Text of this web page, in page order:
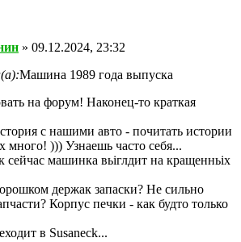
» 09.12.2024, 23:32
Машина 1989 года выпуска
на форум! Наконец-то краткая
с нашими авто - почитать истории
много! ))) Узнаешь часто себя...
сейчас машинка вьіглдит на кращенньіх
держак запаски? Не сильно
Корпус печки - как будто только
в Susaneck...